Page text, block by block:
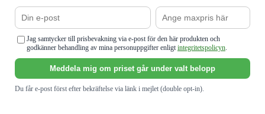
Jag samtycker till prisbevakning via e-post för den här produkten och
godkänner behandling av mina personuppgifter enligtintegritetspolicyn.
Meddela mig om priset går under valt belopp
Du får e-post först efter bekräftelse via länk i mejlet (double opt-in).